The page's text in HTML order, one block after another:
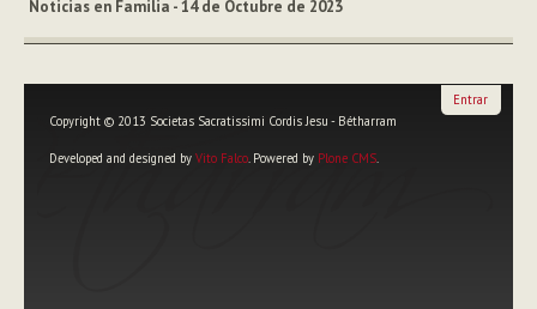
Noticias en Familia - 14 de Octubre de 2023
Copyright © 2013 Societas Sacratissimi Cordis Jesu - Bétharram
Developed and designed by Vito Falco. Powered by Plone CMS.
Entrar